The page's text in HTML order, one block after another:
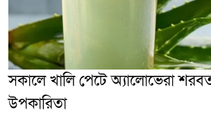
সকালে খালি পেটে অ্যালোভেরা
উপকারিতা